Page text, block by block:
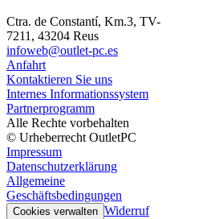
Ctra. de Constantí, Km.3, TV-
7211, 43204 Reus
infoweb@outlet-pc.es
Anfahrt
Kontaktieren Sie uns
Internes Informationssystem
Partnerprogramm
Alle Rechte vorbehalten
© Urheberrecht OutletPC
Impressum
Datenschutzerklärung
Allgemeine
Geschäftsbedingungen
Cookies verwalten Widerruf